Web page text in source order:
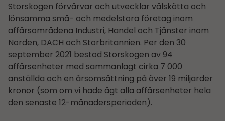
Storskogen förvärvar och utvecklar välskötta och
lönsamma små- och medelstora företag inom
affärsområdena Industri, Handel och Tjänster inom
Norden, DACH och Storbritannien. Per den 30
september 2021 bestod Storskogen av 94
affärsenheter med sammanlagt cirka 7 000
anställda och en årsomsättning på över 19 miljarder
kronor (som om vi hade ägt alla affärsenheter hela
den senaste 12-månadersperioden).